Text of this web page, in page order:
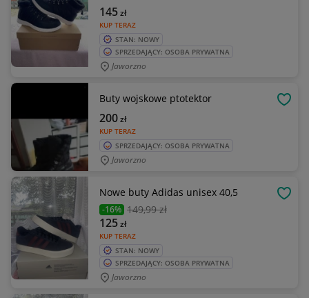
KUP TERAZ
145zł
STAN: NOWY
SPRZEDAJĄCY: OSOBA PRYWATNA
Jaworzno
Buty wojskowe ptotektor
KUP TERAZ
200zł
SPRZEDAJĄCY: OSOBA PRYWATNA
Jaworzno
Nowe buty Adidas unisex 40,5
-16% 149,99 zł
KUP TERAZ
125zł
STAN: NOWY
SPRZEDAJĄCY: OSOBA PRYWATNA
Jaworzno